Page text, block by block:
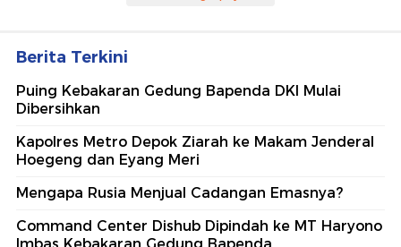
#1
Jenderal Top AS Diam-diam Cari Cara untuk
#2
Kecerobohan Sekian Detik, Puluhan Nyawa
#3
Polda Metro Kerahkan 1.200 Personel
Lembah Baliem, Pengunjung Kocar-kacir